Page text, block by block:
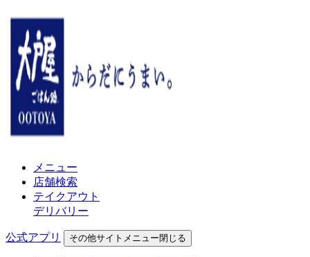
メニュー
店舗検索
テイクアウト
デリバリー
公式アプリ その他サイトメニュー閉じる